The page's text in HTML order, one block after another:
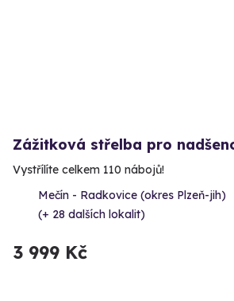
Zážitková střelba pro
Vystřílíte celkem 110 nábojů!
Mečín - Radkovice (okres Plzeň-jih)
(+ 28 dalších lokalit)
3 999 Kč